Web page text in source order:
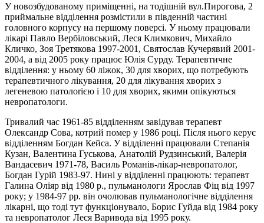
У новозбудованому приміщенні, на тодішній вул.Пиpoгова, 2
приймальне відділення розмістили в південній частині
головного корпусу на першому поверсі. У ньому працювали
лікарі Павло Вербіловський, Леся Климкович, Михайло
Кличко, Зоя Третякова 1997-2001, Святослав Кучерявий 2001-
2004, а від 2005 року працює Юлія Сурду. Терапевтичне
відділення: у ньому 60 ліжок, 30 для хворих, що потребують
терапевтичного лікування, 20 для лікування хворих з
легеневою патолoriєю і 10 для хворих, якими опікуються
невропатологи.
Тривалий час 1961-85 відділенням завідував терапевт
Олександр Сова, котрий помер у 1986 році. Після нього керує
відділенням Богдан Кейса. У відділенні працювали Степанія
Кузан, Валентина Гуськова, Анатолій Рудзинський, Валерія
Вандасевич 1971-78, Василь Романів-лікар-невропатолог,
Богдан Гурій 1983-97. Нині у відділенні працюють: терапевт
Галина Оліяр від 1980 р., пульманологи Ярослав Фіц від 1997
року; у 1984-97 рр. він очолював пульманологічне відділення
лікарні, що тоді тут функціонувало, Борис Гуйда від 1984 року
та невропатолог Леся Варивода від 1995 року.